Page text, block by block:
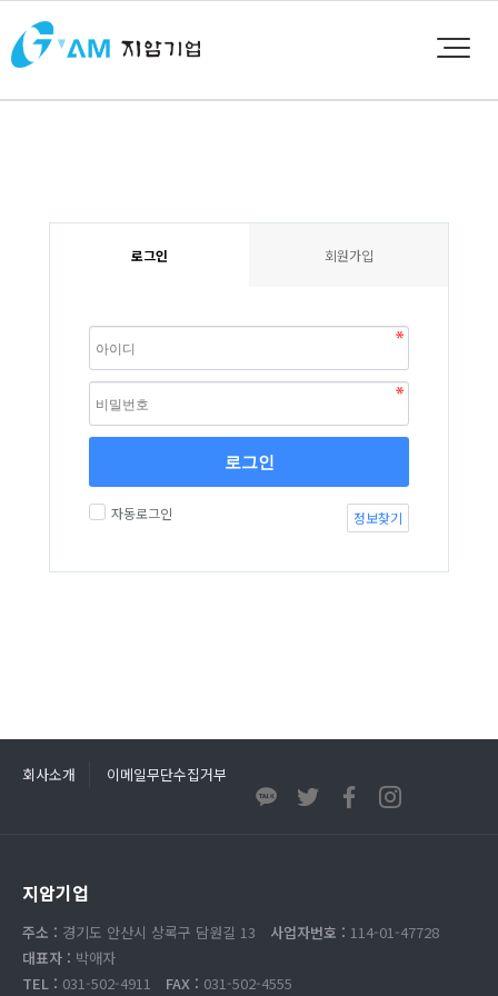
로그인 회원가입
로그인
자동로그인 정보찾기
회사소개 이메일무단수집거부
지암기업
주소 : 경기도 안산시 상록구 담원길 13 사업자번호 : 114-01-47728
대표자 : 박애자
TEL : 031-502-4911 FAX : 031-502-4555